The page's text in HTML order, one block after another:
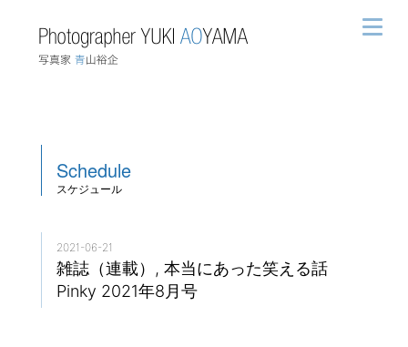
Schedule
スケジュール
2021-06-21
雑誌（連載）, 本当にあった笑える話
Pinky 2021年8月号